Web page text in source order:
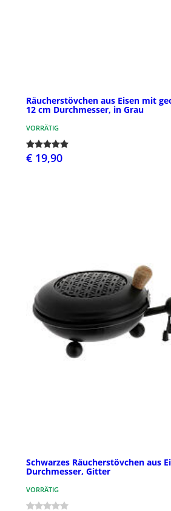
Räucherstövchen aus Eisen mit
12 cm Durchmesser, in Grau
VORRÄTIG
€ 19,90
Schwarzes Räucherstövchen aus
Durchmesser, Gitter
VORRÄTIG